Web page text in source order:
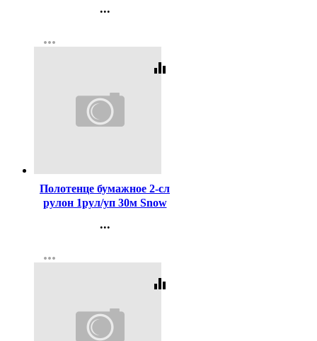
...
Регистрация
more_horiz
equalizer
Полотенце бумажное 2-сл
рулон 1рул/уп 30м Snow
...
Регистрация
more_horiz
equalizer